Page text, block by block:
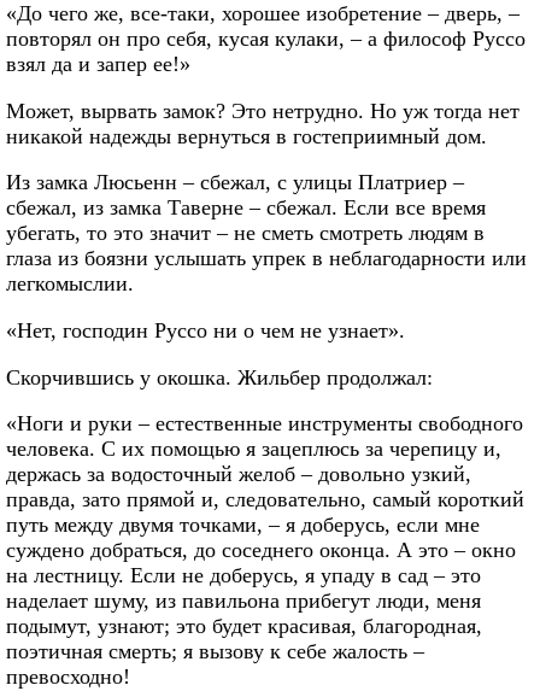
«До чего же, все-таки, хорошее изобретение – дверь, –
повторял он про себя, кусая кулаки, – а философ Руссо
взял да и запер ее!»
Может, вырвать замок? Это нетрудно. Но уж тогда нет
никакой надежды вернуться в гостеприимный дом.
Из замка Люсьенн – сбежал, с улицы Платриер –
сбежал, из замка Таверне – сбежал. Если все время
убегать, то это значит – не сметь смотреть людям в
глаза из боязни услышать упрек в неблагодарности или
легкомыслии.
«Нет, господин Руссо ни о чем не узнает».
Скорчившись у окошка. Жильбер продолжал:
«Ноги и руки – естественные инструменты свободного
человека. С их помощью я зацеплюсь за черепицу и,
держась за водосточный желоб – довольно узкий,
правда, зато прямой и, следовательно, самый короткий
путь между двумя точками, – я доберусь, если мне
суждено добраться, до соседнего оконца. А это – окно
на лестницу. Если не доберусь, я упаду в сад – это
наделает шуму, из павильона прибегут люди, меня
подымут, узнают; это будет красивая, благородная,
поэтичная смерть; я вызову к себе жалость –
превосходно!